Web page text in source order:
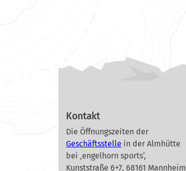
Kontakt
Die Öffnungszeiten der
Geschäftsstelle in der Almhütte
bei ‚engelhorn sports‘,
Kunststraße 6+7, 68161 Mannheim